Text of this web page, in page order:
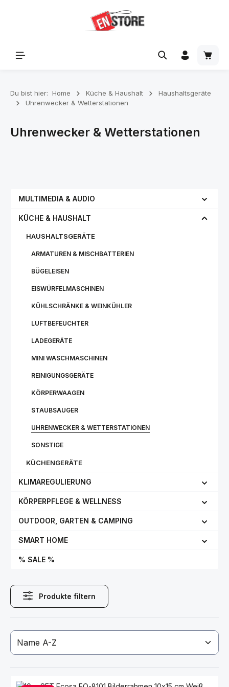
Du bist hier: Home Küche & Haushalt
Haushaltsgeräte
Uhrenwecker & Wetterstationen
Uhrenwecker & Wetterstationen
MULTIMEDIA & AUDIO
KÜCHE & HAUSHALT
HAUSHALTSGERÄTE
ARMATUREN & MISCHBATTERIEN
BÜGELEISEN
EISWÜRFELMASCHINEN
KÜHLSCHRÄNKE & WEINKÜHLER
LUFTBEFEUCHTER
LADEGERÄTE
MINI WASCHMASCHINEN
REINIGUNGSGERÄTE
KÖRPERWAAGEN
STAUBSAUGER
UHRENWECKER & WETTERSTATIONEN
SONSTIGE
KÜCHENGERÄTE
KLIMAREGULIERUNG
KÖRPERPFLEGE & WELLNESS
OUTDOOR, GARTEN & CAMPING
SMART HOME
% SALE %
Produkte filtern